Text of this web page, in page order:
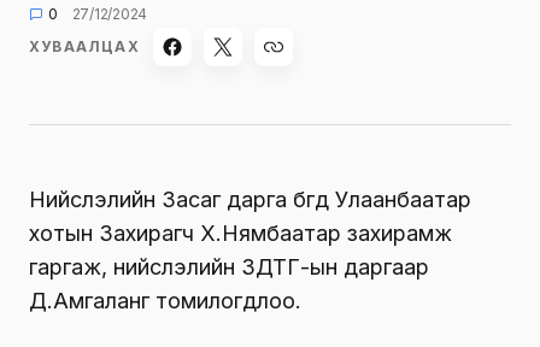
0
27/12/2024
ХУВААЛЦАХ
Нийслэлийн Засаг дарга бөгөөд Улаанбаатар
хотын Захирагч Х.Нямбаатар захирамж
гаргаж, нийслэлийн ЗДТГ-ын даргаар
Д.Амгаланг томилогдлоо.